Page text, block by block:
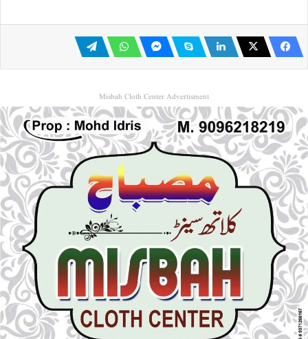
Misbah Cloth Center Advertisment